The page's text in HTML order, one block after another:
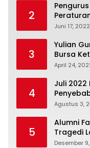
2
Juni 17, 2022
3
Yulian
Bursa
April 24, 2021
4
Juli 2022
Agustus 3,
5
Alumni
Tragedi
Desember